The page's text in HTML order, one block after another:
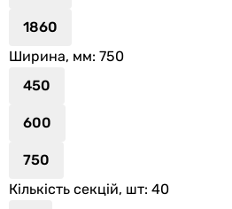
1860
Ширина, мм: 750
450
600
750
Кількість секцій, шт: 40